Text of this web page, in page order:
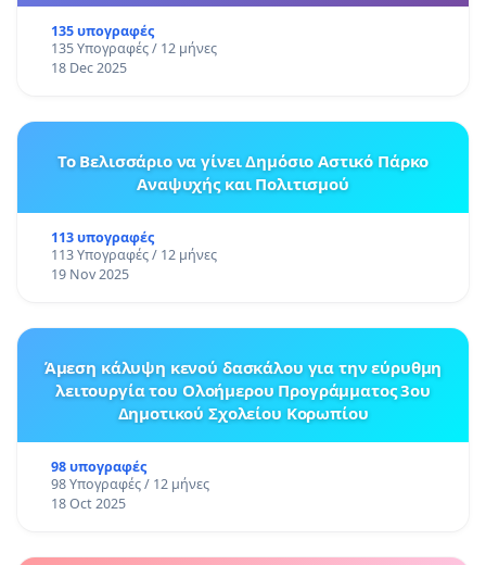
135 υπογραφές
135 Υπογραφές / 12 μήνες
18 Dec 2025
Το Βελισσάριο να γίνει Δημόσιο Αστικό Πάρκο
Αναψυχής και Πολιτισμού
113 υπογραφές
113 Υπογραφές / 12 μήνες
19 Nov 2025
Άμεση κάλυψη κενού δασκάλου για την εύρυθμη
λειτουργία του Ολοήμερου Προγράμματος 3ου
Δημοτικού Σχολείου Κορωπίου
98 υπογραφές
98 Υπογραφές / 12 μήνες
18 Oct 2025